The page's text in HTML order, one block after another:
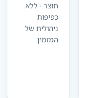
תוצר · ללא
כפיפות
ניהולית של
המזמין.